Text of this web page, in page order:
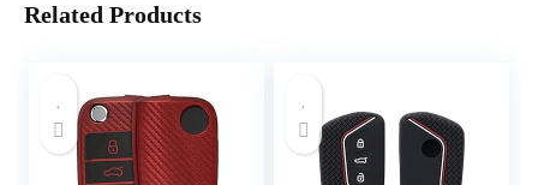
Related Products